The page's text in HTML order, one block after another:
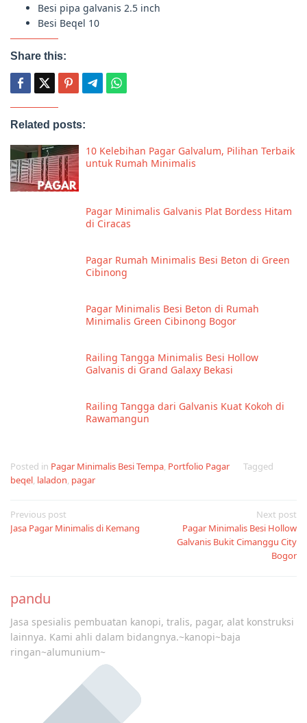
Besi pipa galvanis 2.5 inch
Besi Beqel 10
Share this:
Related posts:
10 Kelebihan Pagar Galvalum, Pilihan Terbaik
untuk Rumah Minimalis
Pagar Minimalis Galvanis Plat Bordess Hitam
di Ciracas
Pagar Rumah Minimalis Besi Beton di Green
Cibinong
Pagar Minimalis Besi Beton di Rumah
Minimalis Green Cibinong Bogor
Railing Tangga Minimalis Besi Hollow
Galvanis di Grand Galaxy Bekasi
Railing Tangga dari Galvanis Kuat Kokoh di
Rawamangun
Posted in Pagar Minimalis Besi Tempa, Portfolio Pagar
Tagged
beqel, laladon, pagar
Post
navigation
Previous post
Jasa Pagar Minimalis di Kemang
Next post
Pagar Minimalis Besi Hollow
Galvanis Bukit Cimanggu City
Bogor
pandu
Jasa spesialis pembuatan kanopi, tralis, pagar, alat konstruksi
lainnya. Kami ahli dalam bidangnya.~kanopi~baja
ringan~alumunium~